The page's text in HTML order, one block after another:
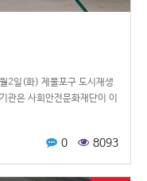
2일(화) 제물포구 도시재생
관은 사회안전문화재단이 이
0 8093